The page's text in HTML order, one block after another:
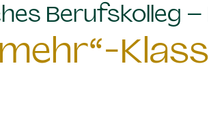
Berufskolleg